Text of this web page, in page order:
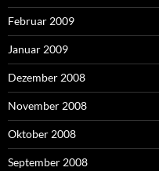
Februar 2009
Januar 2009
Dezember 2008
November 2008
Oktober 2008
September 2008